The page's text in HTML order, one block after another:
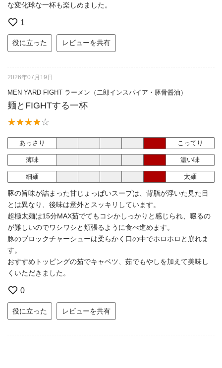
な変化球な一杯も楽しめました。
1
役に立った レビューを共有
2026年07月19日
MEN YARD FIGHT ラーメン（二郎インスパイア・豚骨醤油）
麺とFIGHTする一杯
あっさり こってり
薄味 濃い味
細麺 太麺
豚の旨味が詰まった甘じょっぱいスープは、背脂が浮いた見た目
とは異なり、後味は意外とスッキリしています。
超極太麺は15分MAX茹でてもコシかしっかりと感じられ、啜るの
が難しいのでワシワシと頬張るように食べ進めます。
豚のブロックチャーシューは柔らかく口の中でホロホロと崩れま
す。
おすすめトッピングの茹でキャベツ、茹でもやしを加えて美味し
くいただきました。
0
役に立った レビューを共有